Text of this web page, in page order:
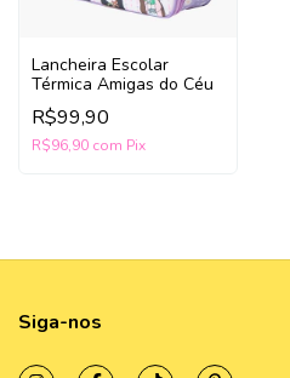
Lancheira Escolar
Térmica Amigas do Céu
R$99,90
R$96,90 com Pix
Siga-nos